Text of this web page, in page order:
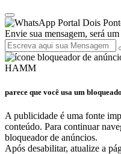
Portal Dois
Envie sua mensagem, será
HAMM
parece que você usa um
A publicidade é uma fonte
conteúdo. Para continuar
bloqueador de anúncios.
Após desabilitar, atualize a